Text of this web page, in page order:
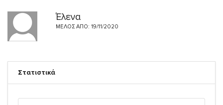
Έλενα
ΜΈΛΟΣ ΑΠΌ: 19/11/2020
Στατιστικά